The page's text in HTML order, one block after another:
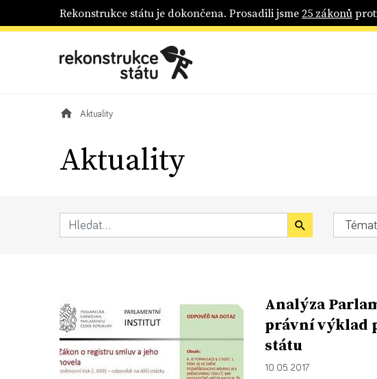
Rekonstrukce státu je dokončena. Prosadili jsme25 zákonů
Aktuality
Aktuality
Analýza
právní výklad
státu
10. 05. 2017